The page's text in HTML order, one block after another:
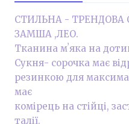
СТИЛЬНА - ТРЕНДОВА
ЗАМША ,ЛЕО.
Тканина мʼяка на
Сукня- сорочка має
резинкою для
має
комірець на стійці,
талії.